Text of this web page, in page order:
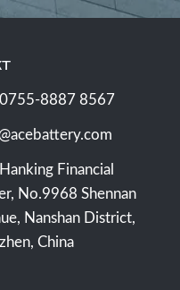
8887 8567
Financial
No.9968 Shennan
Nanshan District,
China